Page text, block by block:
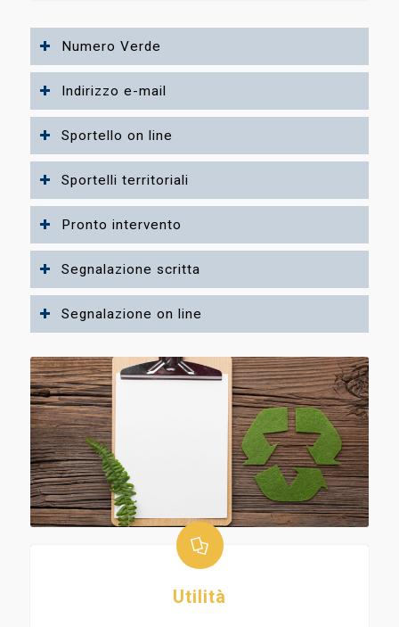
Numero Verde
Indirizzo e-mail
Sportello on line
Sportelli territoriali
Pronto intervento
Segnalazione scritta
Segnalazione on line
Utilità